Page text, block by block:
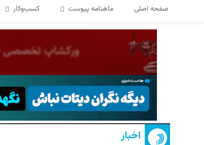
صفحه اصلی ماهنامه پیوست کسب‌و‌کار
اخبار